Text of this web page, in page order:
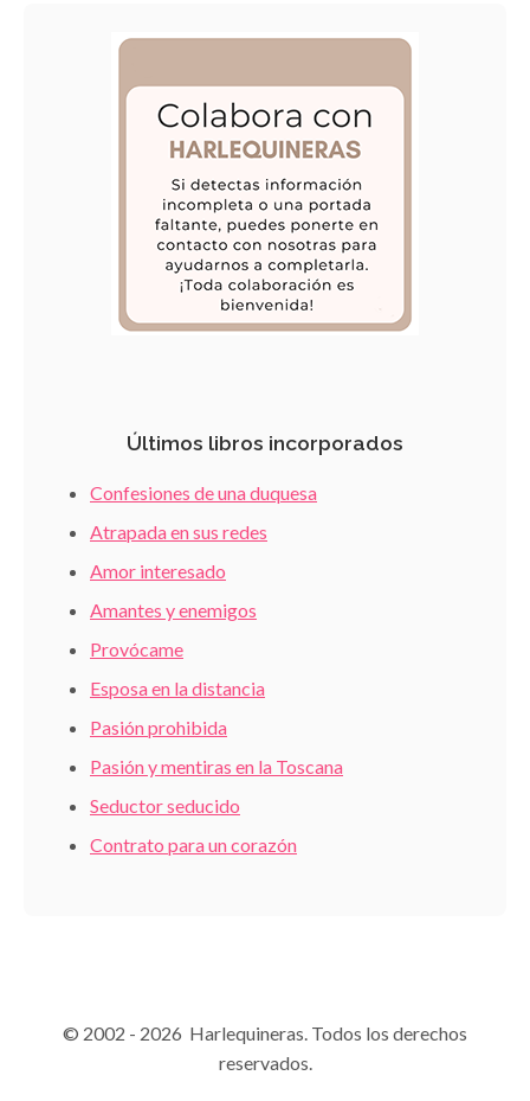
Últimos libros incorporados
Confesiones de una duquesa
Atrapada en sus redes
Amor interesado
Amantes y enemigos
Provócame
Esposa en la distancia
Pasión prohibida
Pasión y mentiras en la Toscana
Seductor seducido
Contrato para un corazón
© 2002 - 2026 Harlequineras. Todos los derechos
reservados.